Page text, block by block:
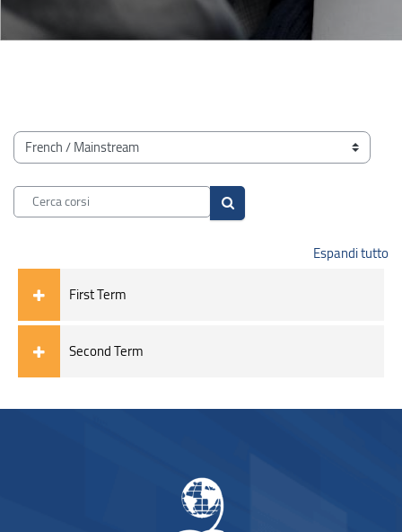
Blocchi
Categorie di corso
Cerca corsi
Cerca corsi
Espandi tutto
First Term
Second Term
Blocchi